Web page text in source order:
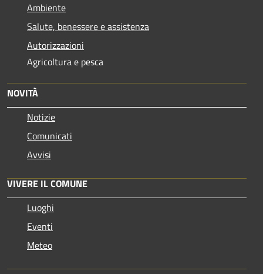
Ambiente
Salute, benessere e assistenza
Autorizzazioni
Agricoltura e pesca
NOVITÀ
Notizie
Comunicati
Avvisi
VIVERE IL COMUNE
Luoghi
Eventi
Meteo